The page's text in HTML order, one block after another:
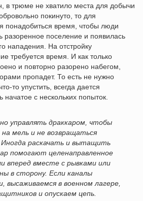
в трюме не хватило места для добычи
покинуто, то для
понадобиться время, чтобы люди
разоренное поселение и появилась
нападения. На отстройку
требуется время. И как только
и повторно разорено набегом,
пропадет. То есть не нужно
то упустить, всегда дается
начатое с нескольких попыток.
управлять драккаром, чтобы
на мель и не возвращаться
раскачать и вытащить
помогают целенаправленное
вперед вместе с рывками или
в сторону. Если каналы
высаживаемся в военном лагере,
и опускаем цепь.